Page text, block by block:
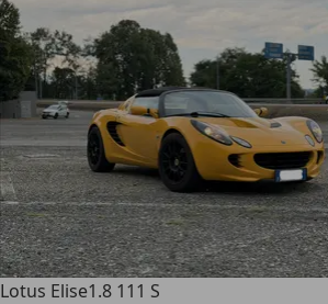
Lotus Elise1.8 111 S